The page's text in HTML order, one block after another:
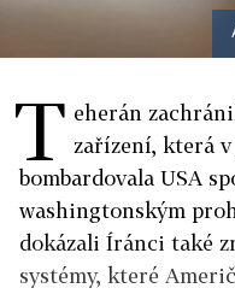
T eherán
zařízení, která
bombardovala USA
washingtonským
dokázali Íránci také
systémy, které